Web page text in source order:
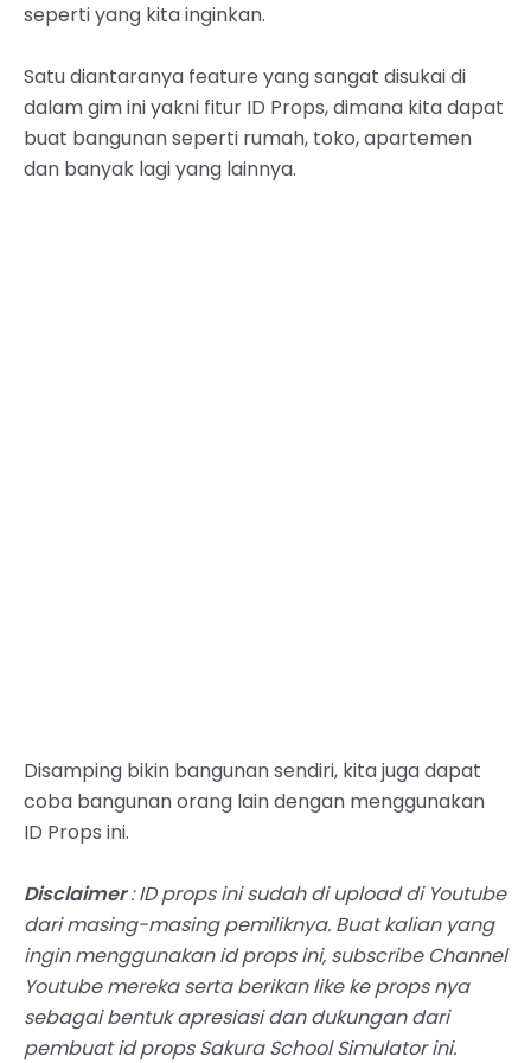
seperti yang kita inginkan.
Satu diantaranya feature yang sangat disukai di
dalam gim ini yakni fitur ID Props, dimana kita dapat
buat bangunan seperti rumah, toko, apartemen
dan banyak lagi yang lainnya.
Disamping bikin bangunan sendiri, kita juga dapat
coba bangunan orang lain dengan menggunakan
ID Props ini.
Disclaimer: ID props ini sudah di upload di Youtube
dari masing-masing pemiliknya. Buat kalian yang
ingin menggunakan id props ini, subscribe Channel
Youtube mereka serta berikan like ke props nya
sebagai bentuk apresiasi dan dukungan dari
pembuat id props Sakura School Simulator ini.